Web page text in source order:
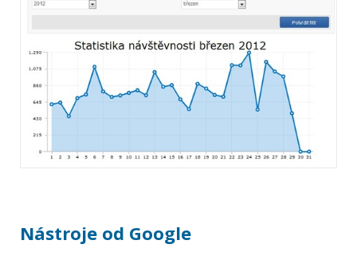
Nástroje od Google